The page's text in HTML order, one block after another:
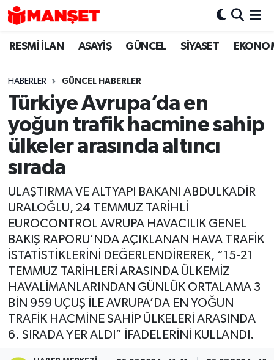
RESMİ İLAN ASAYİŞ GÜNCEL SİYASET
HABERLER GÜNCEL HABERLER
Türkiye Avrupa’da en
yoğun trafik hacmine sahip
ülkeler arasında altıncı
sırada
ULAŞTIRMA VE ALTYAPI BAKANI ABDULKADİR
URALOĞLU, 24 TEMMUZ TARİHLİ
EUROCONTROL AVRUPA HAVACILIK GENEL
BAKIŞ RAPORU’NDA AÇIKLANAN HAVA TRAFİK
İSTATİSTİKLERİNİ DEĞERLENDİREREK, “15-21
TEMMUZ TARİHLERİ ARASINDA ÜLKEMİZ
HAVALİMANLARINDAN GÜNLÜK ORTALAMA 3
BİN 959 UÇUŞ İLE AVRUPA’DA EN YOĞUN
TRAFİK HACMİNE SAHİP ÜLKELERİ ARASINDA
6. SIRADA YER ALDI” İFADELERİNİ KULLANDI.
Hava Durumu
Trafik Durumu
Süper Lig Puan Durumu ve Fikstür
Tüm Manşetler
Son Dakika Haberleri
Haber Arşivi